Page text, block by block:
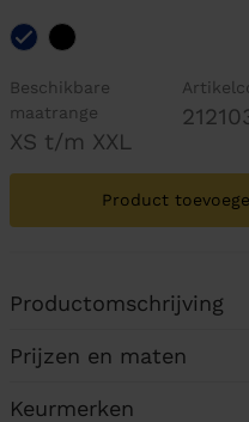
Beschikbare
maatrange
XS t/m XXL
Product
Productomschrijving
Prijzen en maten
Keurmerken